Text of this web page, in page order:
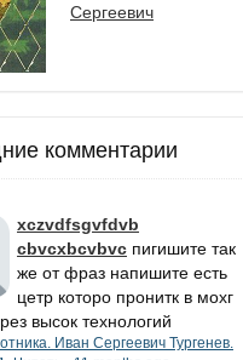
Сергеевич
комментарии
xczvdfsgvfdvb
cbvcxbcvbvc пигишите так
же от фраз напишите есть
цетр которо пронитк в мохг
высок технологий
Иван Сергеевич Тургенев.